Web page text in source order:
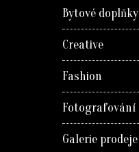
Bytové doplňky
Creative
Fashion
Fotografování
Galerie prodeje